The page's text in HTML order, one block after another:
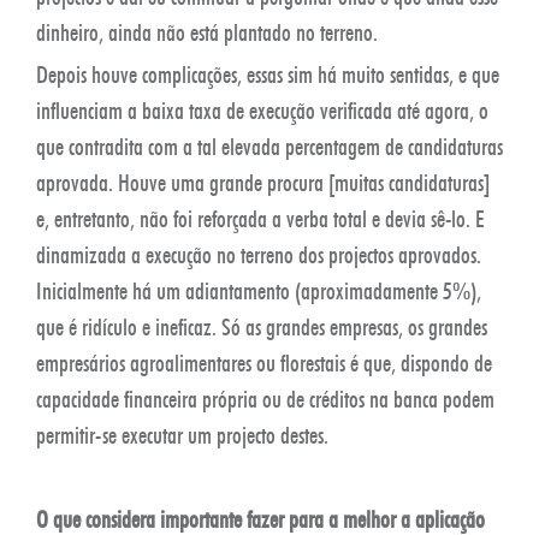
dinheiro, ainda não está plantado no terreno.
Depois houve complicações, essas sim há muito sentidas, e que
influenciam a baixa taxa de execução verificada até agora, o
que contradita com a tal elevada percentagem de candidaturas
aprovada. Houve uma grande procura [muitas candidaturas]
e, entretanto, não foi reforçada a verba total e devia sê-lo. E
dinamizada a execução no terreno dos projectos aprovados.
Inicialmente há um adiantamento (aproximadamente 5%),
que é ridículo e ineficaz. Só as grandes empresas, os grandes
empresários agroalimentares ou florestais é que, dispondo de
capacidade financeira própria ou de créditos na banca podem
permitir-se executar um projecto destes.
O que considera importante fazer para a melhor a aplicação